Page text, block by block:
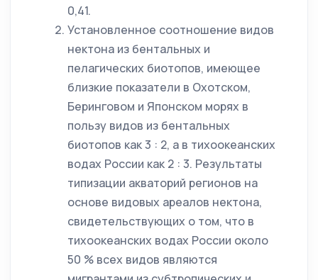
0,41.
Установленное соотношение видов
нектона из бентальных и
пелагических биотопов, имеющее
близкие показатели в Охотском,
Беринговом и Японском морях в
пользу видов из бентальных
биотопов как 3 : 2, а в тихоокеанских
водах России как 2 : 3. Результаты
типизации акваторий регионов на
основе видовых ареалов нектона,
свидетельствующих о том, что в
тихоокеанских водах России около
50 % всех видов являются